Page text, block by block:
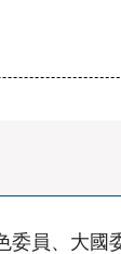
員、大